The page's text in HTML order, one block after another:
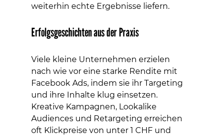
weiterhin echte Ergebnisse liefern.
Erfolgsgeschichten aus der Praxis
Viele kleine Unternehmen erzielen
nach wie vor eine starke Rendite mit
Facebook Ads, indem sie ihr Targeting
und ihre Inhalte klug einsetzen.
Kreative Kampagnen, Lookalike
Audiences und Retargeting erreichen
oft Klickpreise von unter 1 CHF und